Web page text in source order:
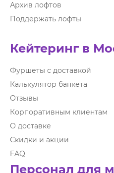
Архив лофтов
Поддержать лофты
Кейтеринг в
Фуршеты с доставкой
Калькулятор банкета
Отзывы
Корпоративным клиентам
О доставке
Скидки и акции
FAQ
Персонал для